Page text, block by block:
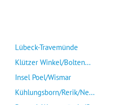
Lübeck-Travemünde
Klützer Winkel/Bolten...
Insel Poel/Wismar
Kühlungsborn/Rerik/Ne...